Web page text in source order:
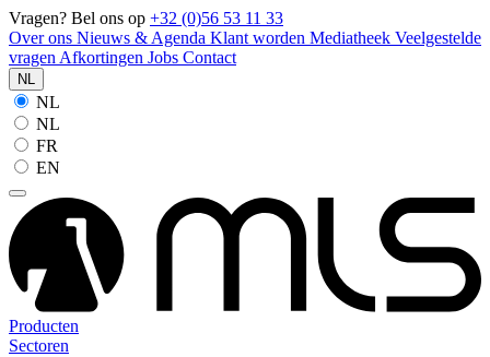
Vragen? Bel ons op +32 (0)56 53 11 33
Over ons Nieuws & Agenda Klant worden Mediatheek Veelgestelde
vragen Afkortingen Jobs Contact
NL
NL
NL
FR
EN
Producten
Sectoren